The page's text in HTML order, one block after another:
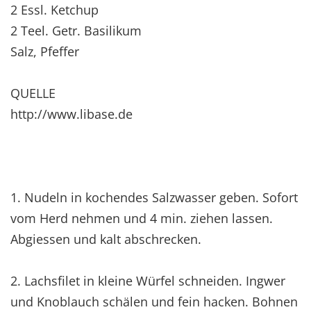
2 Essl. Ketchup
2 Teel. Getr. Basilikum
Salz, Pfeffer
QUELLE
http://www.libase.de
1. Nudeln in kochendes Salzwasser geben. Sofort
vom Herd nehmen und 4 min. ziehen lassen.
Abgiessen und kalt abschrecken.
2. Lachsfilet in kleine Würfel schneiden. Ingwer
und Knoblauch schälen und fein hacken. Bohnen